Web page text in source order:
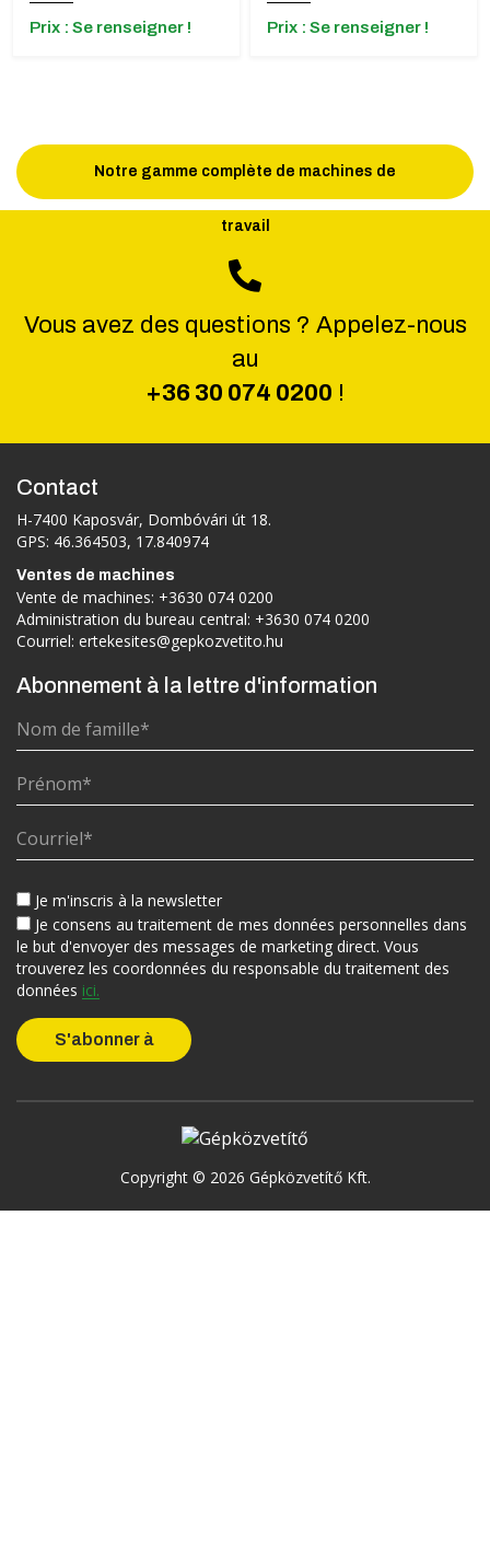
Prix ​​: Se renseigner ! Prix ​​: Se renseigner !
Notre gamme complète de machines de
travail
Vous avez des questions ? Appelez-nous
au
+36 30 074 0200 !
Contact
H-7400 Kaposvár, Dombóvári út 18.
GPS: 46.364503, 17.840974
Ventes de machines
Vente de machines: +3630 074 0200
Administration du bureau central: +3630 074 0200
Courriel: ertekesites@gepkozvetito.hu
Abonnement à la lettre d'information
Je m'inscris à la newsletter
Je consens au traitement de mes données personnelles dans
le but d'envoyer des messages de marketing direct. Vous
trouverez les coordonnées du responsable du traitement des
données ici.
Copyright © 2026 Gépközvetítő Kft.